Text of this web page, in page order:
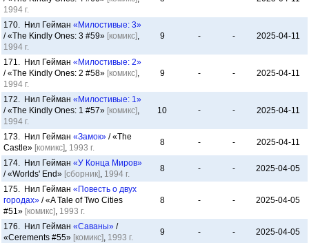
1994 г.
170. Нил Гейман «Милостивые: 3»
/ «The Kindly Ones: 3 #59» [комикс],
1994 г.
9 - - 2025-04-11
171. Нил Гейман «Милостивые: 2»
/ «The Kindly Ones: 2 #58» [комикс],
1994 г.
9 - - 2025-04-11
172. Нил Гейман «Милостивые: 1»
/ «The Kindly Ones: 1 #57» [комикс],
1994 г.
10 - - 2025-04-11
173. Нил Гейман «Замок» / «The
Castle» [комикс], 1993 г.
8 - - 2025-04-11
174. Нил Гейман «У Конца Миров»
/ «Worlds' End» [сборник], 1994 г.
8 - - 2025-04-05
175. Нил Гейман «Повесть о двух
городах» / «A Tale of Two Cities
#51» [комикс], 1993 г.
8 - - 2025-04-05
176. Нил Гейман «Саваны» /
«Cerements #55» [комикс], 1993 г.
9 - - 2025-04-05